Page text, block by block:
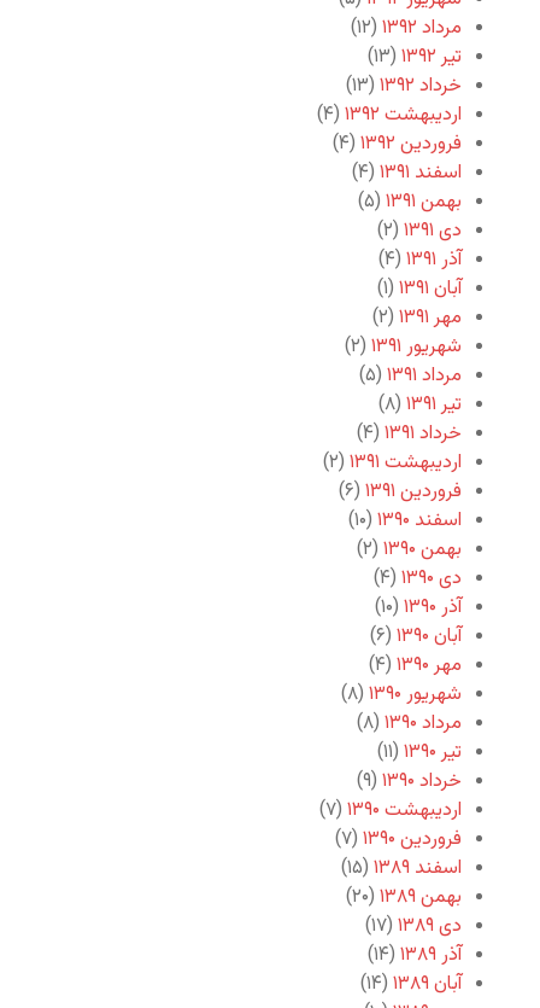
مرداد ۱۳۹۲
(۱۲)
تیر ۱۳۹۲
(۱۳)
خرداد ۱۳۹۲
(۱۳)
اردیبهشت ۱۳۹۲
(۴)
فروردین ۱۳۹۲
(۴)
اسفند ۱۳۹۱
(۴)
بهمن ۱۳۹۱
(۵)
دی ۱۳۹۱
(۲)
آذر ۱۳۹۱
(۴)
آبان ۱۳۹۱
(۱)
مهر ۱۳۹۱
(۲)
شهریور ۱۳۹۱
(۲)
مرداد ۱۳۹۱
(۵)
تیر ۱۳۹۱
(۸)
خرداد ۱۳۹۱
(۴)
اردیبهشت ۱۳۹۱
(۲)
فروردین ۱۳۹۱
(۶)
اسفند ۱۳۹۰
(۱۰)
بهمن ۱۳۹۰
(۲)
دی ۱۳۹۰
(۴)
آذر ۱۳۹۰
(۱۰)
آبان ۱۳۹۰
(۶)
مهر ۱۳۹۰
(۴)
شهریور ۱۳۹۰
(۸)
مرداد ۱۳۹۰
(۸)
تیر ۱۳۹۰
(۱۱)
خرداد ۱۳۹۰
(۹)
اردیبهشت ۱۳۹۰
(۷)
فروردین ۱۳۹۰
(۷)
اسفند ۱۳۸۹
(۱۵)
بهمن ۱۳۸۹
(۲۰)
دی ۱۳۸۹
(۱۷)
آذر ۱۳۸۹
(۱۴)
آبان ۱۳۸۹
(۱۴)